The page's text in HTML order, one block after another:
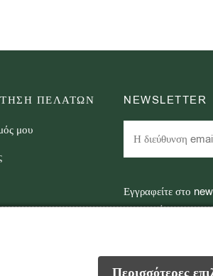
NEWSLETTER
Εγγραφείτε στο
στην πρώτη σας
ΠΕΛΑΤΩΝ
μου